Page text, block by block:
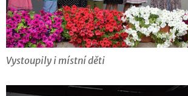
Vystoupily i místní děti